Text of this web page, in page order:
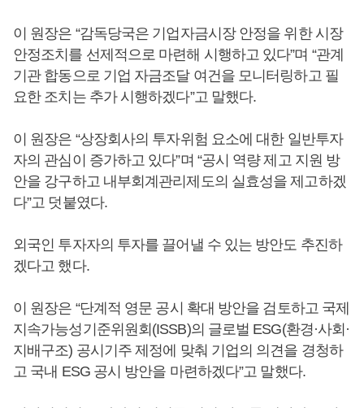
이 원장은 “감독당국은 기업자금시장 안정을 위한 시장
안정조치를 선제적으로 마련해 시행하고 있다”며 “관계
기관 합동으로 기업 자금조달 여건을 모니터링하고 필
요한 조치는 추가 시행하겠다”고 말했다.
이 원장은 “상장회사의 투자위험 요소에 대한 일반투자
자의 관심이 증가하고 있다”며 “공시 역량 제고 지원 방
안을 강구하고 내부회계관리제도의 실효성을 제고하겠
다”고 덧붙였다.
외국인 투자자의 투자를 끌어낼 수 있는 방안도 추진하
겠다고 했다.
이 원장은 “단계적 영문 공시 확대 방안을 검토하고 국제
지속가능성기준위원회(ISSB)의 글로벌 ESG(환경·사회·
지배구조) 공시기주 제정에 맞춰 기업의 의견을 경청하
고 국내 ESG 공시 방안을 마련하겠다”고 말했다.